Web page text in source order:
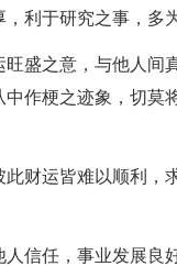
利于研究之事，多
盛之意，与他人间
作梗之迹象，切莫
财运皆难以顺利，
信任，事业发展良